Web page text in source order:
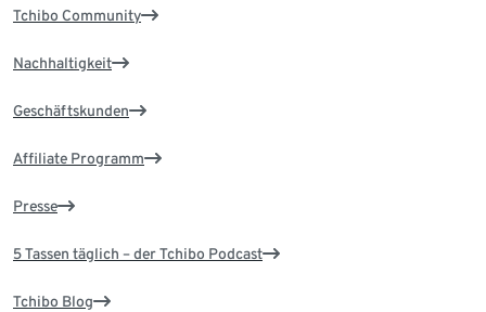
Tchibo Community
Nachhaltigkeit
Geschäftskunden
Affiliate Programm
Presse
5 Tassen täglich – der Tchibo Podcast
Tchibo Blog